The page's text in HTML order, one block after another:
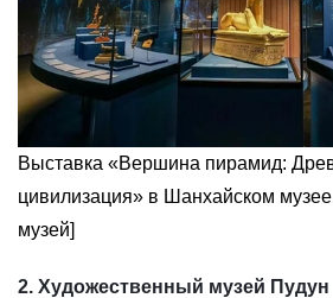
Выставка «Вершина пирамид:
цивилизация» в Шанхайском
музей]
2. Художественный музей Пудун